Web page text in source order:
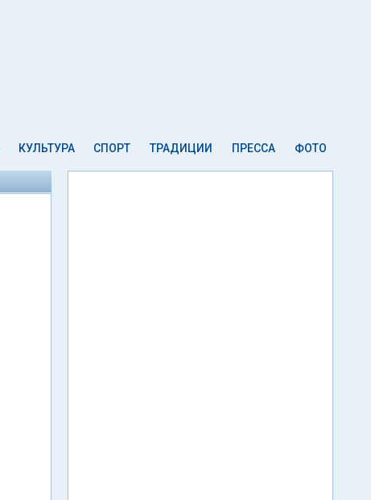
КУЛЬТУРА СПОРТ ТРАДИЦИИ ПРЕССА ФОТО